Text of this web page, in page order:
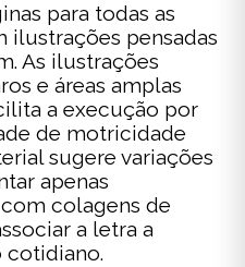
para todas as
ilustrações pensadas
As ilustrações
e áreas amplas
a execução por
de motricidade
sugere variações
apenas
colagens de
a letra a
cotidiano.